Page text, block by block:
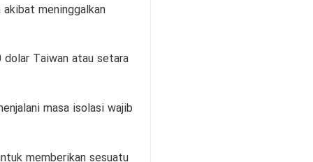
meninggalkan
Taiwan atau setara
masa isolasi wajib
memberikan sesuatu